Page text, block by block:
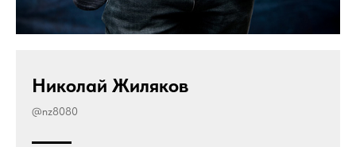
Николай Жиляков
@nz8080